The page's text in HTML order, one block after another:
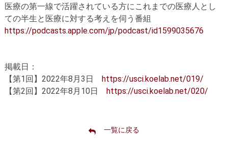
医療の第一線で活躍されている方にこれまでの医療人とし
ての半生と医療に対する考えを伺う番組
https://podcasts.apple.com/jp/podcast/id1599035676
掲載日：
【第1回】2022年8月3日 https://usci.koelab.net/019/
【第2回】2022年8月10日 https://usci.koelab.net/020/
一覧に戻る